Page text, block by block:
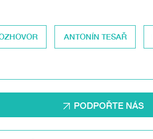
ANTONÍN TESAŘ
PODPOŘTE NÁS